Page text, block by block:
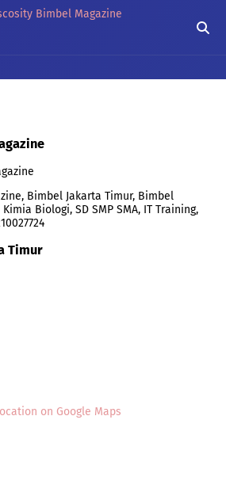
Bimbel Jakarta Timur, Bimbel
Biologi, SD SMP SMA, IT Training,
Timur
on Google Maps